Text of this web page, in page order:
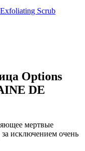
Options
DE
мертвые
исключением очень